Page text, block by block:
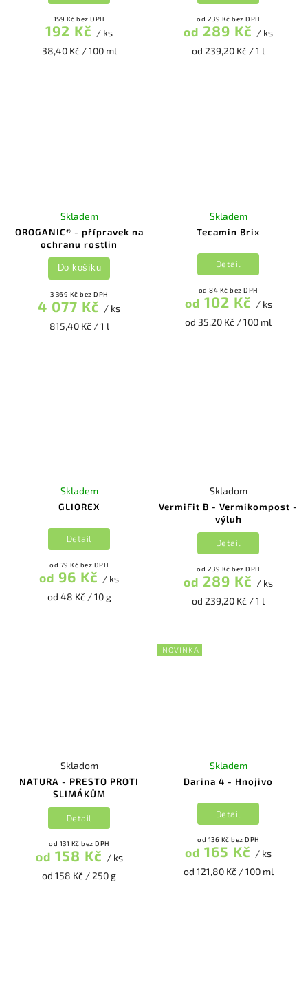
159 Kč bez DPH
192 Kč / ks
38,40 Kč / 100 ml
od 239 Kč bez DPH
od 289 Kč / ks
od 239,20 Kč / 1 l
OROGANIC® - přípravek na
ochranu rostlin
Skladem
3 369 Kč bez DPH
4 077 Kč / ks
815,40 Kč / 1 l
Do košíku
Tecamin Brix
Skladem
od 84 Kč bez DPH
od 102 Kč / ks
od 35,20 Kč / 100 ml
Detail
GLIOREX
Skladem
od 79 Kč bez DPH
od 96 Kč / ks
od 48 Kč / 10 g
Detail
VermiFit B - Vermikompost -
výluh
Skladom
od 239 Kč bez DPH
od 289 Kč / ks
od 239,20 Kč / 1 l
Detail
NATURA - PRESTO PROTI
SLIMÁKŮM
Skladom
od 131 Kč bez DPH
od 158 Kč / ks
od 158 Kč / 250 g
Detail
NOVINKA
Darina 4 - Hnojivo
Skladem
od 136 Kč bez DPH
od 165 Kč / ks
od 121,80 Kč / 100 ml
Detail